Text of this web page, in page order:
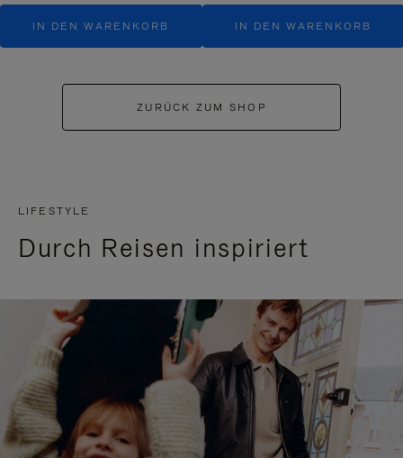
IN DEN WARENKORB IN DEN WARENKORB
ZURÜCK ZUM SHOP
LIFESTYLE
Durch Reisen inspiriert